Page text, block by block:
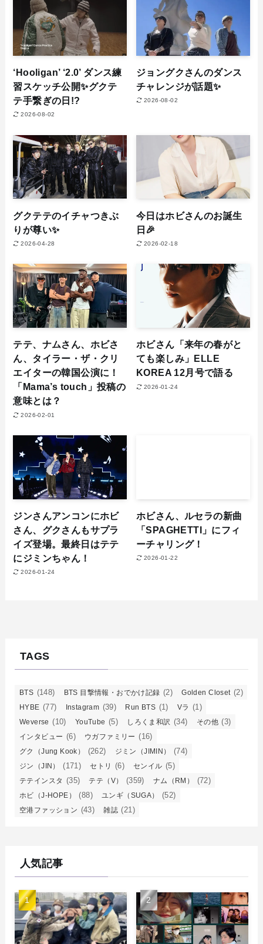
‘Hooligan’ ‘2.0’ ダンス練
習スケッチ公開✨グクテ
テ手繋ぎの日!?
2026-08-02
ジョングクさんのダンス
チャレンジが話題✨
2026-08-02
グクテテのイチャつきぶ
りが尊い✨
2026-04-28
今日はホビさんのお誕生
日🎉
2026-02-18
テテ、ナムさん、ホビさ
ん、タイラー・ザ・クリ
エイターの韓国公演に！
「Mama’s touch」投稿の
意味とは？
2026-02-01
ホビさん「来年の春がと
ても楽しみ」ELLE
KOREA 12月号で語る
2026-01-24
ジンさんアンコンにホビ
さん、グクさんもサプラ
イズ登場。最終日はテテ
にジミンちゃん！
2026-01-24
ホビさん、ルセラの新曲
「SPAGHETTI」にフィ
ーチャリング！
2026-01-22
TAGS
BTS (148) BTS 目撃情報・おでかけ記録 (2) Golden Closet (2)
HYBE (77) Instagram (39) Run BTS (1) Vラ (1)
Weverse (10) YouTube (5) しろくま和訳 (34) その他 (3)
インタビュー (6) ウガファミリー (16)
グク（Jung Kook） (262) ジミン（JIMIN） (74)
ジン（JIN） (171) セトリ (6) センイル (5)
テテインスタ (35) テテ（V） (359) ナム（RM） (72)
ホビ（J-HOPE） (88) ユンギ（SUGA） (52)
空港ファッション (43) 雑誌 (21)
人気記事